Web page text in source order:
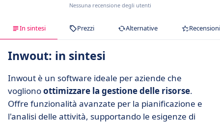
Nessuna recensione degli utenti
In sintesi Prezzi Alternative Recensioni
Inwout: in sintesi
Inwout è un software ideale per aziende che
voglionoottimizzare la gestione delle risorse.
Offre funzionalità avanzate per la pianificazione e
l'analisi delle attività, supportando le esigenze di